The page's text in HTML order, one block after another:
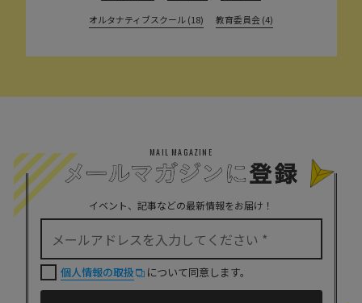
オルタナティブスクール (18) 教育委員会 (4)
MAIL MAGAZINE
イベント、記事などの最新情報をお届け！
個人情報の取扱 について同意します。